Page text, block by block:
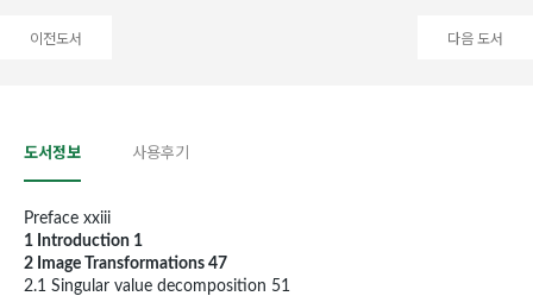
이전도서 다음 도서
도서정보 사용후기
Preface xxiii
1 Introduction 1
2 Image Transformations 47
2.1 Singular value decomposition 51